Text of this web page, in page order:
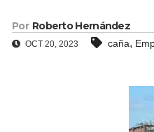
Por Roberto Hernández
OCT 20, 2023 caña,